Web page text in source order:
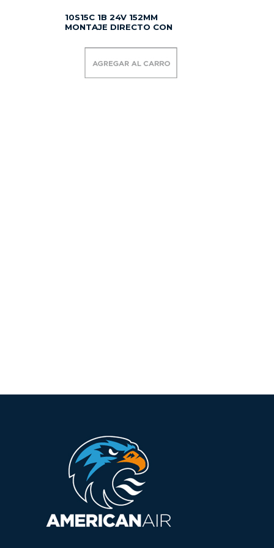
10S15C 1B 24V 152MM
MONTAJE DIRECTO CON